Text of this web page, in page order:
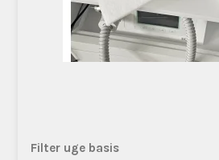
Filter uge basis